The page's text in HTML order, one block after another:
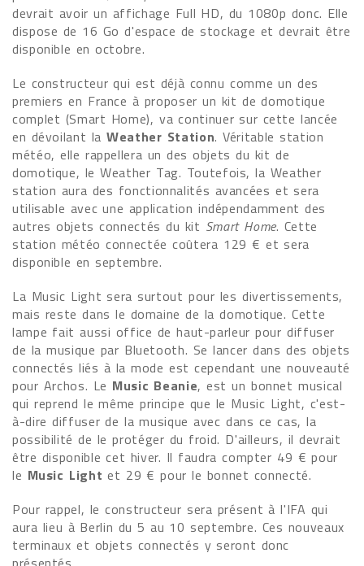
devrait avoir un affichage Full HD, du 1080p donc. Elle
dispose de 16 Go d'espace de stockage et devrait être
disponible en octobre.
Le constructeur qui est déjà connu comme un des
premiers en France à proposer un kit de domotique
complet (Smart Home), va continuer sur cette lancée
en dévoilant laWeather Station. Véritable station
météo, elle rappellera un des objets du kit de
domotique, le Weather Tag. Toutefois, la Weather
station aura des fonctionnalités avancées et sera
utilisable avec une application indépendamment des
autres objets connectés du kit Smart Home. Cette
station météo connectée coûtera 129 € et sera
disponible en septembre.
La Music Light sera surtout pour les divertissements,
mais reste dans le domaine de la domotique. Cette
lampe fait aussi office de haut-parleur pour diffuser
de la musique par Bluetooth. Se lancer dans des objets
connectés liés à la mode est cependant une nouveauté
pour Archos. Le Music Beanie, est un bonnet musical
qui reprend le même principe que le Music Light, c'est-
à-dire diffuser de la musique avec dans ce cas, la
possibilité de le protéger du froid. D'ailleurs, il devrait
être disponible cet hiver. Il faudra compter 49 € pour
le Music Light et 29 € pour le bonnet connecté.
Pour rappel, le constructeur sera présent à l'IFA qui
aura lieu à Berlin du 5 au 10 septembre. Ces nouveaux
terminaux et objets connectés y seront donc